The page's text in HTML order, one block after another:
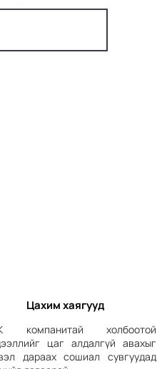
Цахим хаягууд
компанитай холбоотой
цаг алдалгүй авахыг
дараах сошиал сувгуудад